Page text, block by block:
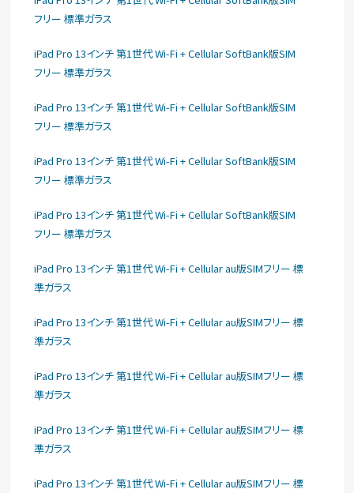
フリー 標準ガラス
iPad Pro 13インチ 第1世代 Wi-Fi + Cellular SoftBank版SIM
フリー 標準ガラス
iPad Pro 13インチ 第1世代 Wi-Fi + Cellular SoftBank版SIM
フリー 標準ガラス
iPad Pro 13インチ 第1世代 Wi-Fi + Cellular SoftBank版SIM
フリー 標準ガラス
iPad Pro 13インチ 第1世代 Wi-Fi + Cellular SoftBank版SIM
フリー 標準ガラス
iPad Pro 13インチ 第1世代 Wi-Fi + Cellular au版SIMフリー 標
準ガラス
iPad Pro 13インチ 第1世代 Wi-Fi + Cellular au版SIMフリー 標
準ガラス
iPad Pro 13インチ 第1世代 Wi-Fi + Cellular au版SIMフリー 標
準ガラス
iPad Pro 13インチ 第1世代 Wi-Fi + Cellular au版SIMフリー 標
準ガラス
iPad Pro 13インチ 第1世代 Wi-Fi + Cellular au版SIMフリー 標